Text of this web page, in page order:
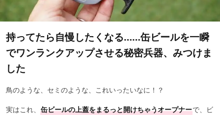
持ってたら自慢したくなる……缶ビールを一瞬
でワンランクアップさせる秘密兵器、みつけま
した
鳥のような、セミのような、これいったいなに！？
実はこれ、 缶ビールの上蓋をまるっと開けちゃうオープナーで、ビ